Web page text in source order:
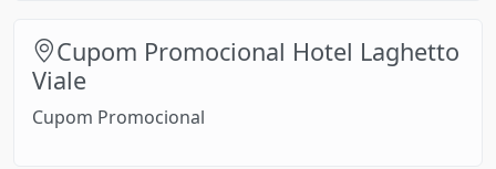
Cupom Promocional Hotel Laghetto
Viale
Cupom Promocional